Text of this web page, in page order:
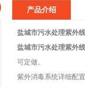
产品介绍
盐城市污水处理紫外
盐城市污水处理紫外
可定做。
紫外消毒系统详细配